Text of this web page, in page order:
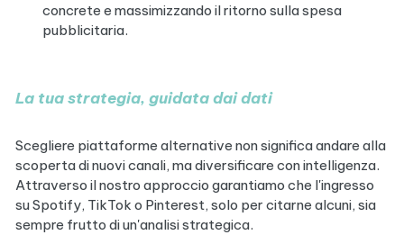
concrete e massimizzando il ritorno sulla spesa
pubblicitaria.
La tua strategia, guidata dai dati
Scegliere piattaforme alternative non significa andare alla
scoperta di nuovi canali, ma diversificare con intelligenza.
Attraverso il nostro approccio garantiamo che l'ingresso
su Spotify, TikTok o Pinterest, solo per citarne alcuni, sia
sempre frutto di un'analisi strategica.